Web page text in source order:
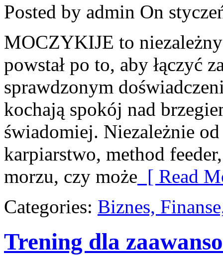
Posted by admin On
MOCZYKIJE to
powstał po to, aby łączyć
sprawdzonym
kochają spokój nad
świadomiej. Niezależnie
karpiarstwo, method
morzu, czy może [ Read
Categories: Biznes,
Trening dla